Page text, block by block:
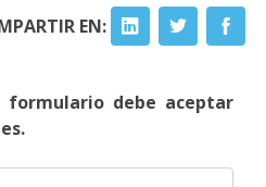
EN:
formulario debe aceptar